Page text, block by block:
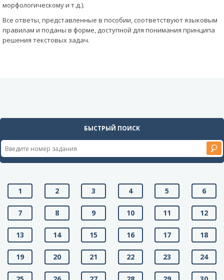
морфологическому и т.д.).
Все ответы, представленные в пособии, соответствуют языковым
правилам и поданы в форме, доступной для понимания принципа
решения текстовых задач.
БЫСТРЫЙ ПОИСК
1 2 3 4 5 6
7 8 9 10 11 12
13 14 15 16 17 18
19 20 21 22 23 24